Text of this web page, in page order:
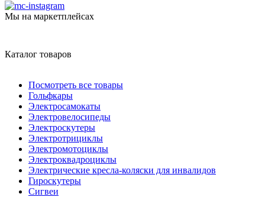
Мы на маркетплейсах
Каталог товаров
Посмотреть все товары
Гольфкары
Электросамокаты
Электровелосипеды
Электроскутеры
Электротрициклы
Электромотоциклы
Электроквадроциклы
Электрические кресла-коляски для инвалидов
Гироскутеры
Сигвеи